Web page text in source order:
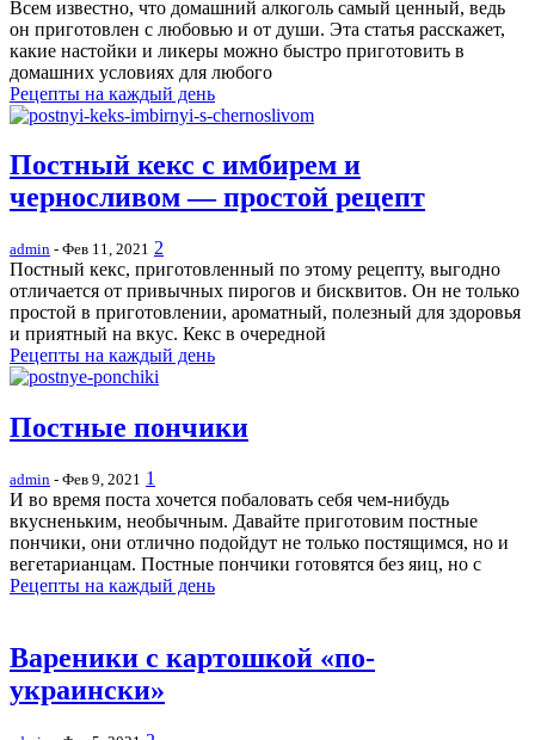
Всем известно, что домашний алкоголь самый ценный, ведь
он приготовлен с любовью и от души. Эта статья расскажет,
какие настойки и ликеры можно быстро приготовить в
домашних условиях для любого
Рецепты на каждый день
Постный кекс с имбирем и
черносливом — простой рецепт
admin - Фев 11, 2021 2
Постный кекс, приготовленный по этому рецепту, выгодно
отличается от привычных пирогов и бисквитов. Он не только
простой в приготовлении, ароматный, полезный для здоровья
и приятный на вкус. Кекс в очередной
Рецепты на каждый день
Постные пончики
admin - Фев 9, 2021 1
И во время поста хочется побаловать себя чем-нибудь
вкусненьким, необычным. Давайте приготовим постные
пончики, они отлично подойдут не только постящимся, но и
вегетарианцам. Постные пончики готовятся без яиц, но с
Рецепты на каждый день
Вареники с картошкой «по-
украински»